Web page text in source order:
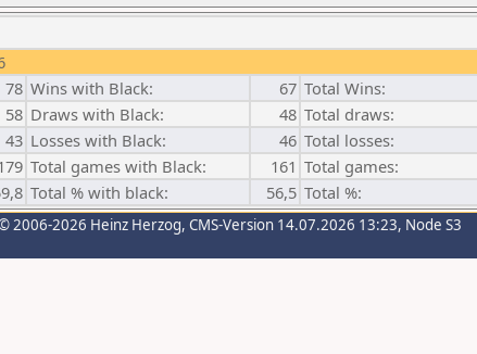
78 Wins with Black: 67 Total Wins:
58 Draws with Black: 48 Total draws:
43 Losses with Black: 46 Total losses:
Total games with Black: 161 Total games:
Total % with black: 56,5 Total %:
2006-2026 Heinz Herzog, CMS-Version 14.07.2026 13:23, Node S3